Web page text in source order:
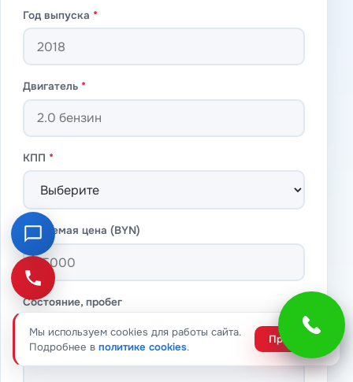
Год выпуска *
Двигатель *
КПП *
Желаемая цена (BYN)
Состояние, пробег
Мы используем cookies для работы сайта.
Подробнее вполитике cookies.
Принять